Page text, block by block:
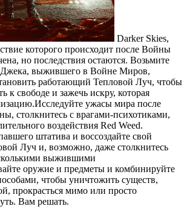
Darker Skies,
которого происходит после Войны
но последствия остаются. Возьмите
Джека, выжившего в Войне Миров,
работающий Тепловой Луч, чтобы
к свободе и зажечь искру, которая
ужасы мира после
столкнитесь с врагами-психотиками,
воздействия Red Weed.
штатива и воссоздайте свой
Луч и, возможно, даже столкнитесь
выжившими
оружие и предметы и комбинируйте
чтобы уничтожить существ,
прокрасться мимо или просто
Вам решать.